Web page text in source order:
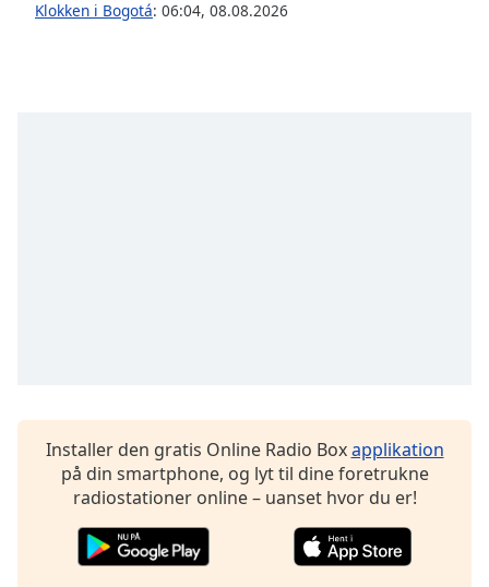
Klokken i Bogotá: 06:04, 08.08.2026
Installer den gratis Online Radio Boxapplikation
på din smartphone, og lyt til dine foretrukne
radiostationer online – uanset hvor du er!